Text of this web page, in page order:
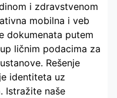
i zdravstvenom
mobilna i veb
dokumenata putem
ličnim podacima za
Rešenje
identiteta uz
Istražite naše